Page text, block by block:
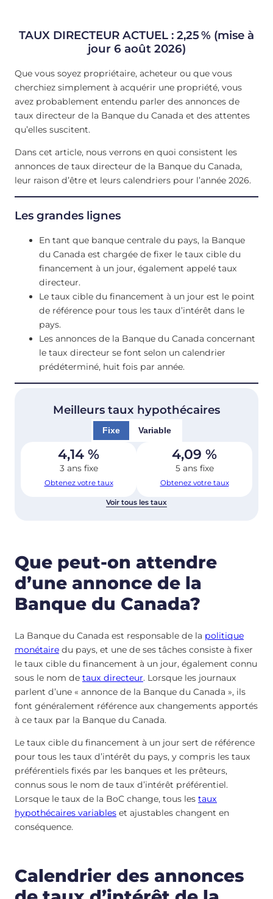
TAUX DIRECTEUR ACTUEL : 2,25% (mise à
jour 6 août 2026)
Que vous soyez propriétaire, acheteur ou que vous
cherchiez simplement à acquérir une propriété, vous
avez probablement entendu parler des annonces de
taux directeur de la Banque du Canada et des attentes
qu’elles suscitent.
Dans cet article, nous verrons en quoi consistent les
annonces de taux directeur de la Banque du Canada,
leur raison d’être et leurs calendriers pour l’année 2026.
Les grandes lignes
En tant que banque centrale du pays, la Banque
du Canada est chargée de fixer le taux cible du
financement à un jour, également appelé taux
directeur.
Le taux cible du financement à un jour est le point
de référence pour tous les taux d’intérêt dans le
pays.
Les annonces de la Banque du Canada concernant
le taux directeur se font selon un calendrier
prédéterminé, huit fois par année.
Meilleurs taux hypothécaires
Fixe Variable
4,14 %
3 ans fixe
Obtenez votre taux
4,09 %
5 ans fixe
Obtenez votre taux
Voir tous les taux
Que peut-on attendre
d’une annonce de la
Banque du Canada?
La Banque du Canada est responsable de la politique
monétaire du pays, et une de ses tâches consiste à fixer
le taux cible du financement à un jour, également connu
sous le nom de taux directeur. Lorsque les journaux
parlent d’une « annonce de la Banque du Canada », ils
font généralement référence aux changements apportés
à ce taux par la Banque du Canada.
Le taux cible du financement à un jour sert de référence
pour tous les taux d’intérêt du pays, y compris les taux
préférentiels fixés par les banques et les prêteurs,
connus sous le nom de taux d’intérêt préférentiel.
Lorsque le taux de la BoC change, tous les taux
hypothécaires variables et ajustables changent en
conséquence.
Calendrier des annonces